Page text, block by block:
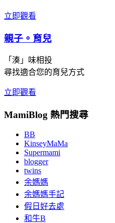
立即觀看
親子。育兒
「湊」味相投
尋找適合您的育兒方式
立即觀看
MamiBlog 熱門搜尋
BB
KinseyMaMa
Supermami
blogger
twins
余媽媽
余媽媽手記
假日好去處
和牛B